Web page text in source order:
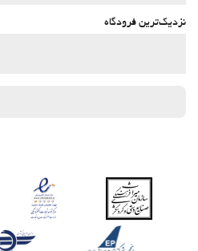
نزدیک‌ترین فرودگاه